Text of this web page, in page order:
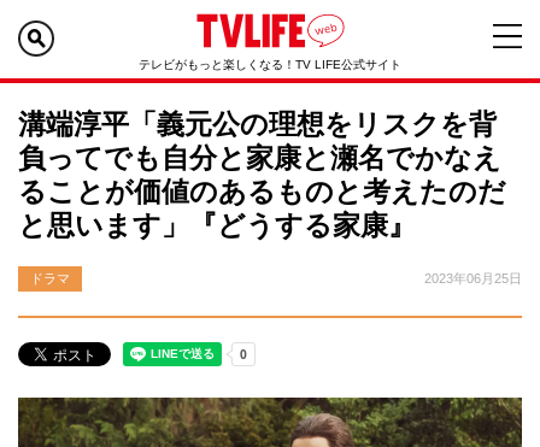
テレビがもっと楽しくなる！TV LIFE公式サイト
溝端淳平「義元公の理想をリスクを背
負ってでも自分と家康と瀬名でかなえ
ることが価値のあるものと考えたのだ
と思います」『どうする家康』
ドラマ 2023年06月25日